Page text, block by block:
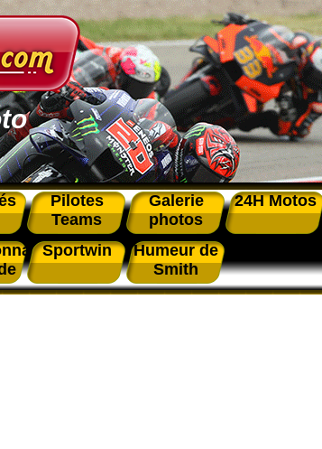
Pilotes
Teams
Galerie
photos
24H Motos
Sportwin
Humeur de
Smith